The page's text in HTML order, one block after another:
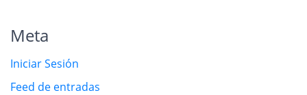
Meta
Iniciar Sesión
Feed de entradas